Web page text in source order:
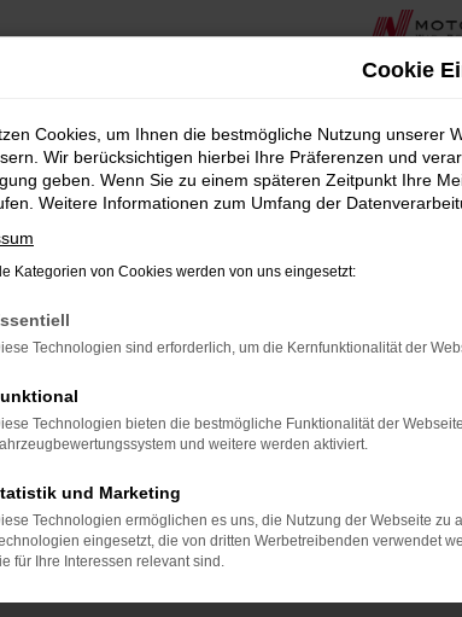
Cookie
Cookies, um Ihnen die bestmögliche Nutzung unserer
Wir berücksichtigen hierbei Ihre Präferenzen und
geben. Wenn Sie zu einem späteren Zeitpunkt Ihre
Weitere Informationen zum Umfang der
Kategorien von Cookies werden von uns eingesetzt:
Technologien sind erforderlich, um die Kernfunktionalität der
Technologien bieten die bestmögliche Funktionalität der
und weitere werden aktiviert.
und Marketing
Technologien ermöglichen es uns, die Nutzung der Webseite
eingesetzt, die von dritten Werbetreibenden verwendet
für Ihre Interessen relevant sind.